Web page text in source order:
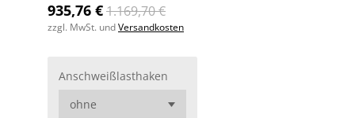
935,76 €1.169,70 €
zzgl. MwSt. und Versandkosten
Anschweißlasthaken